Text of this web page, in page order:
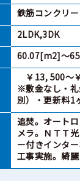
鉄筋コンクリ
2LDK,3DK
60.07[m2]～
￥13, 500～
※敷金なし・
別）・更新料1
追焚。オート
メラ。ＮＴＴ
ー付きインタ
工事実施。綺